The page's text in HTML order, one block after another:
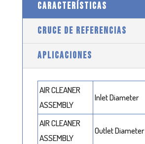
CARACTERÍSTICAS
CRUCE DE REFERENCIAS
APLICACIONES
AIR CLEANER
ASSEMBLY
Inlet Diameter
AIR CLEANER
ASSEMBLY
Outlet Diameter